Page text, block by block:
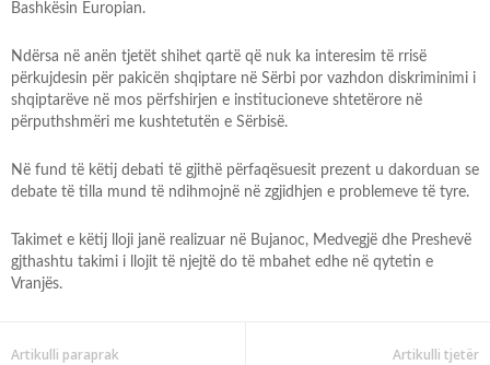
Bashkësin Europian.
Ndërsa në anën tjetët shihet qartë që nuk ka interesim të rrisë
përkujdesin për pakicën shqiptare në Sërbi por vazhdon diskriminimi i
shqiptarëve në mos përfshirjen e institucioneve shtetërore në
përputhshmëri me kushtetutën e Sërbisë.
Në fund të këtij debati të gjithë përfaqësuesit prezent u dakorduan se
debate të tilla mund të ndihmojnë në zgjidhjen e problemeve të tyre.
Takimet e këtij lloji janë realizuar në Bujanoc, Medvegjë dhe Preshevë
gjthashtu takimi i llojit të njejtë do të mbahet edhe në qytetin e
Vranjës.
Artikulli paraprak Artikulli tjetër